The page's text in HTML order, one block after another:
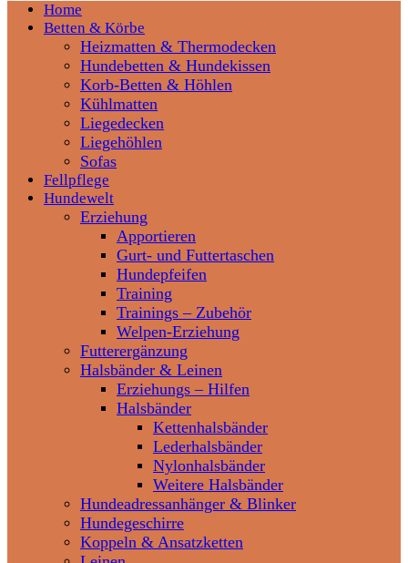
Home
Betten & Körbe
Heizmatten & Thermodecken
Hundebetten & Hundekissen
Korb-Betten & Höhlen
Kühlmatten
Liegedecken
Liegehöhlen
Sofas
Fellpflege
Hundewelt
Erziehung
Apportieren
Gurt- und Futtertaschen
Hundepfeifen
Training
Trainings – Zubehör
Welpen-Erziehung
Futterergänzung
Halsbänder & Leinen
Erziehungs – Hilfen
Halsbänder
Kettenhalsbänder
Lederhalsbänder
Nylonhalsbänder
Weitere Halsbänder
Hundeadressanhänger & Blinker
Hundegeschirre
Koppeln & Ansatzketten